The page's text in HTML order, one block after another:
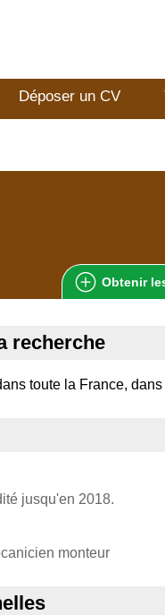
Déposer un CV
Obtenir
recherche
toute la France,
jusqu'en 2018.
monteur